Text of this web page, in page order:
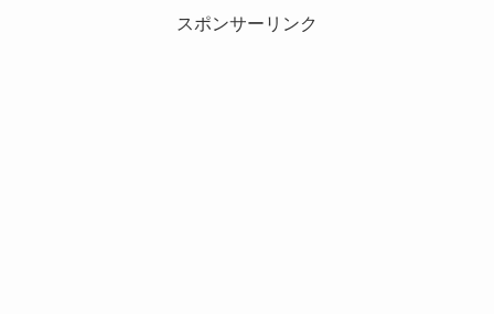
スポンサーリンク